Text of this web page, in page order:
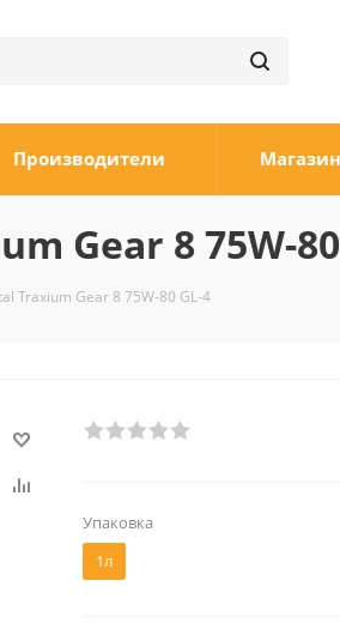
Производители
Gear 8 75W-
Traxium Gear 8 75W-80 GL-4
Упаковка
1л